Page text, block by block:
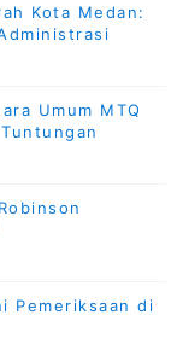
Kota Medan:
Umum MTQ
Pemeriksaan di